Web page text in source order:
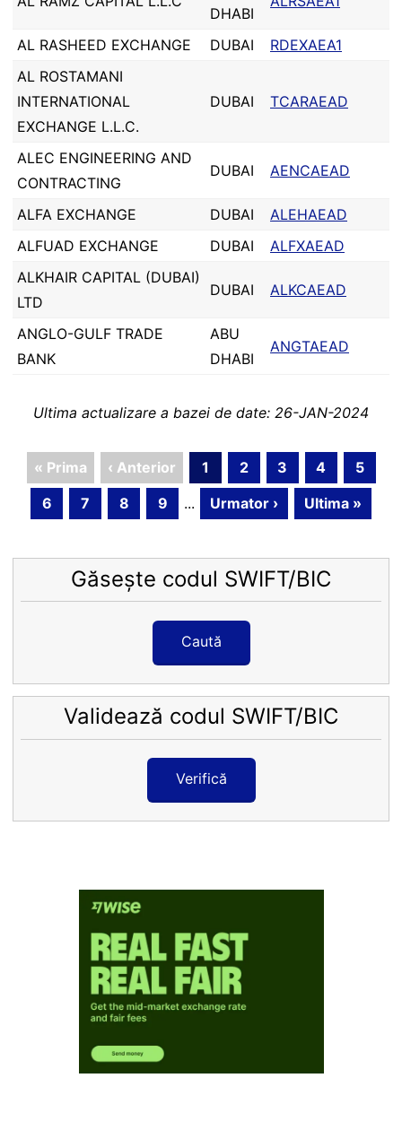
DHABI
AL RASHEED EXCHANGE DUBAI
RDEXAEA1
AL ROSTAMANI
INTERNATIONAL
EXCHANGE L.L.C.
DUBAI TCARAEAD
ALEC ENGINEERING AND
CONTRACTING
DUBAI AENCAEAD
ALFA EXCHANGE DUBAI
ALEHAEAD
ALFUAD EXCHANGE
DUBAI
ALFXAEAD
ALKHAIR CAPITAL (DUBAI)
LTD
DUBAI ALKCAEAD
ANGLO-GULF TRADE
BANK
ABU
DHABI
ANGTAEAD
Ultima actualizare a bazei de date: 26-JAN-2024
« Prima ‹ Anterior 1 2 3 4
5
6
7 8 9 ... Urmator › Ultima »
Găsește codul SWIFT/BIC
Caută
Validează codul SWIFT/BIC
Verifică